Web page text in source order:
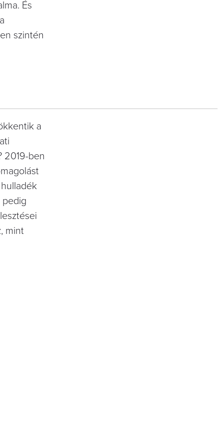
És
szintén
a
2019-ben
pedig
mint